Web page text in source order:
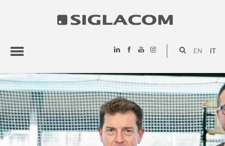
EN
HIGHLIGHTS
PROGETTI
SIGLACOM